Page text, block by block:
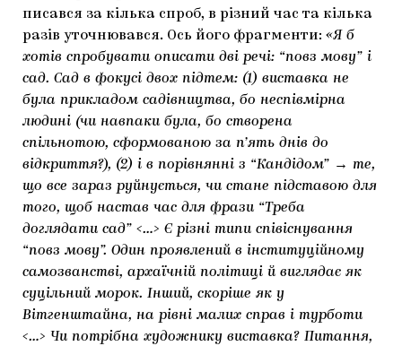
писався за кілька спроб, в різний час та кілька
разів уточнювався. Ось його фрагменти: «Я б
хотів спробувати описати дві речі: “повз мову” і
сад. Сад в фокусі двох підтем: (1) виставка не
була прикладом садівництва, бо неспівмірна
людині (чи навпаки була, бо створена
спільнотою, сформованою за п’ять днів до
відкриття?), (2) і в порівнянні з “Кандідом” → те,
що все зараз руйнується, чи стане підставою для
того, щоб настав час для фрази “Треба
доглядати сад” <…> Є різні типи співіснування
“повз мову”. Один проявлений в інституційному
самозванстві, архаїчній політиці й виглядає як
суцільний морок. Інший, скоріше як у
Вітгенштайна, на рівні малих справ і турботи
<…> Чи потрібна художнику виставка? Питання,